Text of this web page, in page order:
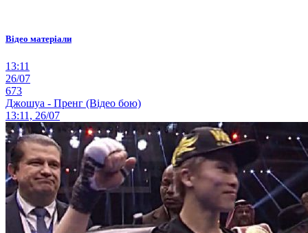
Відео матеріали
13:11
26/07
673
Джошуа - Пренг (Відео бою)
13:11, 26/07